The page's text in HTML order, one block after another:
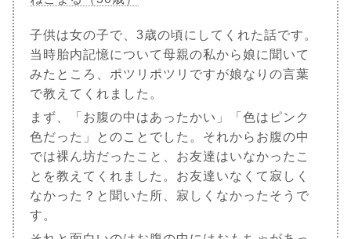
子供は女の子で、3歳の頃にしてくれた話です。
当時胎内記憶について母親の私から娘に聞いて
みたところ、ポツリポツリですが娘なりの言葉
で教えてくれました。
まず、「お腹の中はあったかい」「色はピンク
色だった」とのことでした。それからお腹の中
では裸ん坊だったこと、お友達はいなかったこ
とを教えてくれました。お友達いなくて寂しく
なかった？と聞いた所、寂しくなかったそうで
す。